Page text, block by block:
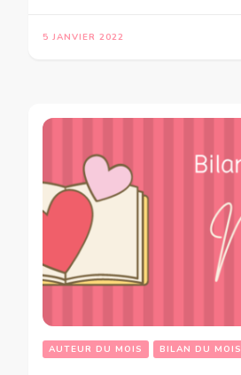
5 JANVIER 2022
AUTEUR DU MOIS BILAN DU MOIS